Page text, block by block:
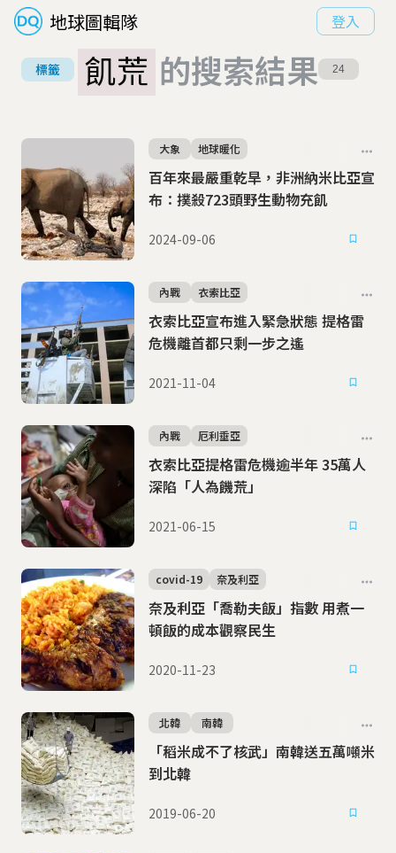
地球圖輯隊 登入
標籤 飢荒 的搜索結果 24
百年來最嚴重乾旱，非洲納米比亞宣
布：撲殺723頭野生動物充飢
大象 地球暖化
2024-09-06
衣索比亞宣布進入緊急狀態 提格雷
危機離首都只剩一步之遙
內戰 衣索比亞
2021-11-04
衣索比亞提格雷危機逾半年 35萬人
深陷「人為饑荒」
內戰 厄利垂亞
2021-06-15
奈及利亞「喬勒夫飯」指數 用煮一
頓飯的成本觀察民生
covid-19 奈及利亞
2020-11-23
「稻米成不了核武」南韓送五萬噸米
到北韓
北韓 南韓
2019-06-20